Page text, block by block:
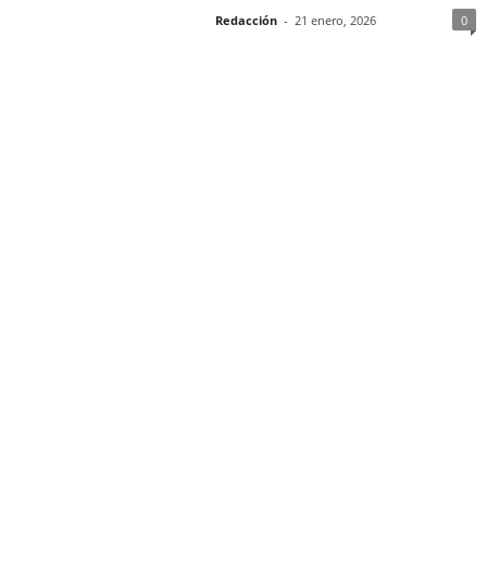
Redacción - 21 enero, 2026 0